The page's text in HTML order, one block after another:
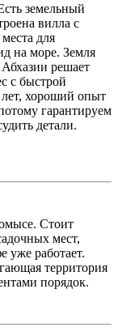
земельный
вилла с
для
на море. Земля
решает
с быстрой
хороший опыт
гарантируем
детали.
Стоит
мест,
уже работает.
территория
порядок.